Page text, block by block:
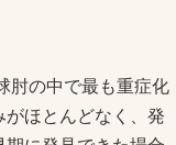
肘の中で最も重症化
がほとんどなく、発